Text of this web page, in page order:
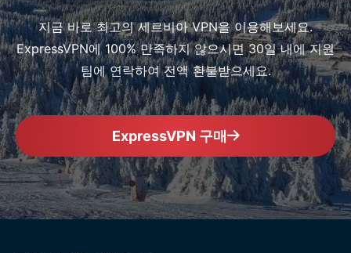
지금 바로 최고의 세르비아 VPN을 이용해보세요.
ExpressVPN에 100% 만족하지 않으시면 30일 내에 지원
팀에 연락하여 전액 환불받으세요.
ExpressVPN 구매